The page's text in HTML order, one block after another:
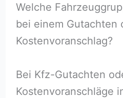
Welche
bei einem Gutachten
Kostenvoranschlag?
Bei Kfz-Gutachten
Kostenvoranschläge